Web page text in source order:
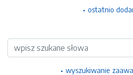
ostatnio
Wyszukiwarka
wyszukiwanie